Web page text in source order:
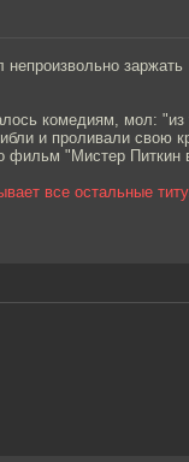
заржать
комедиям, мол: "из
и проливали свою
"Мистер Питкин
все остальные